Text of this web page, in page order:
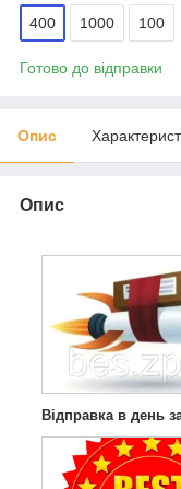
400 1000 100
Готово до відправки
Опис
Опис
Відправка в день